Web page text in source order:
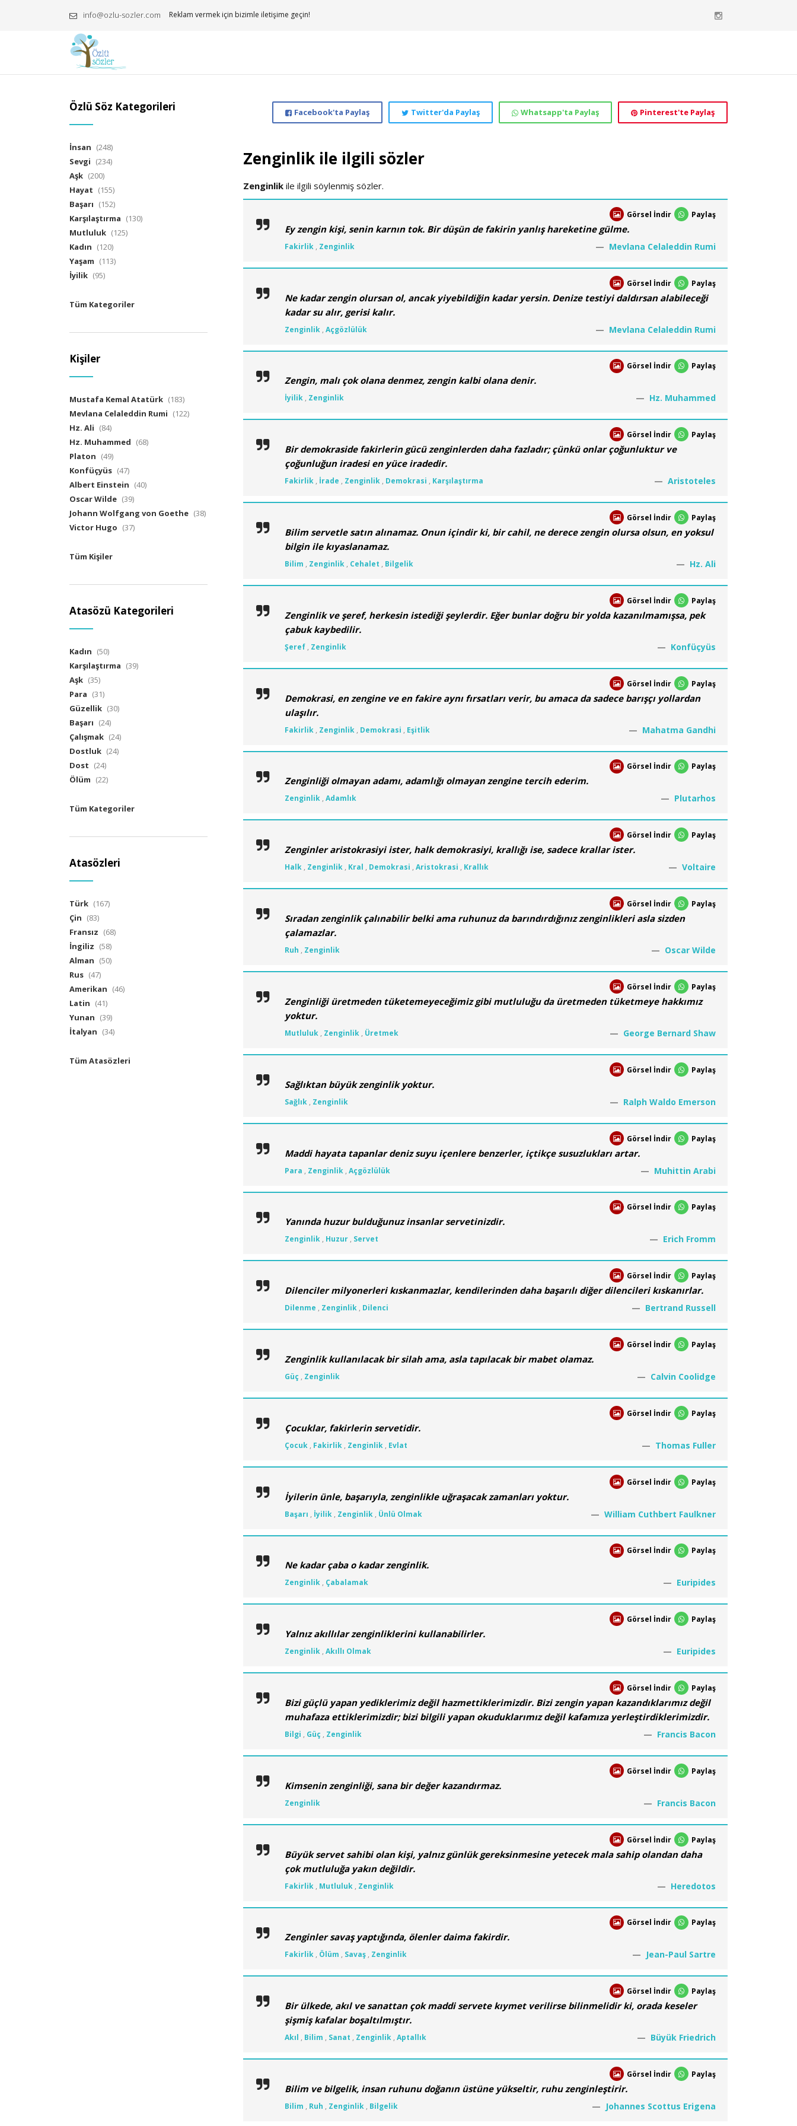
info@ozlu-sozler.com Reklam vermek için bizimle iletişime geçin!
Pinterest'te Paylaş
Whatsapp'ta Paylaş
Twitter'da Paylaş
Facebook'ta Paylaş
Zenginlik ile ilgili sözler
Zenginlikile ilgili söylenmiş sözler.
Görsel İndir Paylaş
Ey zengin kişi, senin karnın tok. Bir düşün de fakirin yanlış hareketine gülme.
Mevlana Celaleddin Rumi
Fakirlik, Zenginlik
Görsel İndir Paylaş
Ne kadar zengin olursan ol, ancak yiyebildiğin kadar yersin. Denize testiyi daldırsan alabileceği
kadar su alır, gerisi kalır.
Mevlana Celaleddin Rumi
Zenginlik, Açgözlülük
Görsel İndir Paylaş
Zengin, malı çok olana denmez, zengin kalbi olana denir.
Hz. Muhammed
İyilik, Zenginlik
Görsel İndir Paylaş
Bir demokraside fakirlerin gücü zenginlerden daha fazladır; çünkü onlar çoğunluktur ve
çoğunluğun iradesi en yüce iradedir.
Aristoteles
Fakirlik, İrade , Zenginlik, Demokrasi , Karşılaştırma
Görsel İndir Paylaş
Bilim servetle satın alınamaz. Onun içindir ki, bir cahil, ne derece zengin olursa olsun, en yoksul
bilgin ile kıyaslanamaz.
Hz. Ali
Bilim , Zenginlik, Cehalet , Bilgelik
Görsel İndir Paylaş
Zenginlik ve şeref, herkesin istediği şeylerdir. Eğer bunlar doğru bir yolda kazanılmamışsa, pek
çabuk kaybedilir.
Konfüçyüs
Şeref, Zenginlik
Görsel İndir Paylaş
Demokrasi, en zengine ve en fakire aynı fırsatları verir, bu amaca da sadece barışçı yollardan
ulaşılır.
Mahatma Gandhi
Fakirlik, Zenginlik, Demokrasi , Eşitlik
Görsel İndir Paylaş
Zenginliği olmayan adamı, adamlığı olmayan zengine tercih ederim.
Plutarhos
Zenginlik, Adamlık
Görsel İndir Paylaş
Zenginler aristokrasiyi ister, halk demokrasiyi, krallığı ise, sadece krallar ister.
Voltaire
Halk, Zenginlik, Kral , Demokrasi , Aristokrasi , Krallık
Görsel İndir Paylaş
Sıradan zenginlik çalınabilir belki ama ruhunuz da barındırdığınız zenginlikleri asla sizden
çalamazlar.
Oscar Wilde
Ruh , Zenginlik
Görsel İndir Paylaş
Zenginliği üretmeden tüketemeyeceğimiz gibi mutluluğu da üretmeden tüketmeye hakkımız
yoktur.
George Bernard Shaw
Mutluluk, Zenginlik, Üretmek
Görsel İndir Paylaş
Sağlıktan büyük zenginlik yoktur.
Ralph Waldo Emerson
Sağlık, Zenginlik
Görsel İndir Paylaş
Maddi hayata tapanlar deniz suyu içenlere benzerler, içtikçe susuzlukları artar.
Muhittin Arabi
Para , Zenginlik, Açgözlülük
Görsel İndir Paylaş
Yanında huzur bulduğunuz insanlar servetinizdir.
Erich Fromm
Zenginlik, Huzur, Servet
Görsel İndir Paylaş
Dilenciler milyonerleri kıskanmazlar, kendilerinden daha başarılı diğer dilencileri kıskanırlar.
Bertrand Russell
Dilenme , Zenginlik, Dilenci
Görsel İndir Paylaş
Zenginlik kullanılacak bir silah ama, asla tapılacak bir mabet olamaz.
Calvin Coolidge
Güç , Zenginlik
Görsel İndir Paylaş
Çocuklar, fakirlerin servetidir.
Thomas Fuller
Çocuk, Fakirlik, Zenginlik, Evlat
Görsel İndir Paylaş
İyilerin ünle, başarıyla, zenginlikle uğraşacak zamanları yoktur.
William Cuthbert Faulkner
Başarı , İyilik, Zenginlik, Ünlü Olmak
Görsel İndir Paylaş
Ne kadar çaba o kadar zenginlik.
Euripides
Zenginlik, Çabalamak
Görsel İndir Paylaş
Yalnız akıllılar zenginliklerini kullanabilirler.
Euripides
Zenginlik, Akıllı Olmak
Görsel İndir Paylaş
Bizi güçlü yapan yediklerimiz değil hazmettiklerimizdir. Bizi zengin yapan kazandıklarımız değil
muhafaza ettiklerimizdir; bizi bilgili yapan okuduklarımız değil kafamıza yerleştirdiklerimizdir.
Francis Bacon
Bilgi , Güç , Zenginlik
Görsel İndir Paylaş
Kimsenin zenginliği, sana bir değer kazandırmaz.
Francis Bacon
Zenginlik
Görsel İndir Paylaş
Büyük servet sahibi olan kişi, yalnız günlük gereksinmesine yetecek mala sahip olandan daha
çok mutluluğa yakın değildir.
Heredotos
Fakirlik, Mutluluk, Zenginlik
Görsel İndir Paylaş
Zenginler savaş yaptığında, ölenler daima fakirdir.
Jean-Paul Sartre
Fakirlik, Ölüm , Savaş, Zenginlik
Görsel İndir Paylaş
Bir ülkede, akıl ve sanattan çok maddi servete kıymet verilirse bilinmelidir ki, orada keseler
şişmiş kafalar boşaltılmıştır.
Büyük Friedrich
Akıl , Bilim , Sanat , Zenginlik, Aptallık
Görsel İndir Paylaş
Bilim ve bilgelik, insan ruhunu doğanın üstüne yükseltir, ruhu zenginleştirir.
Johannes Scottus Erigena
Bilim , Ruh , Zenginlik, Bilgelik
Özlü Söz Kategorileri
İnsan (248)
Sevgi (234)
Aşk (200)
Hayat (155)
Başarı (152)
Karşılaştırma (130)
Mutluluk (125)
Kadın (120)
Yaşam (113)
İyilik (95)
Tüm Kategoriler
Kişiler
Mustafa Kemal Atatürk (183)
Mevlana Celaleddin Rumi (122)
Hz. Ali (84)
Hz. Muhammed (68)
Platon (49)
Konfüçyüs (47)
Albert Einstein (40)
Oscar Wilde (39)
Johann Wolfgang von Goethe (38)
Victor Hugo (37)
Tüm Kişiler
Atasözü Kategorileri
Kadın (50)
Karşılaştırma (39)
Aşk (35)
Para (31)
Güzellik (30)
Başarı (24)
Çalışmak (24)
Dostluk (24)
Dost (24)
Ölüm (22)
Tüm Kategoriler
Atasözleri
Türk (167)
Çin (83)
Fransız (68)
İngiliz (58)
Alman (50)
Rus (47)
Amerikan (46)
Latin (41)
Yunan (39)
İtalyan (34)
Tüm Atasözleri